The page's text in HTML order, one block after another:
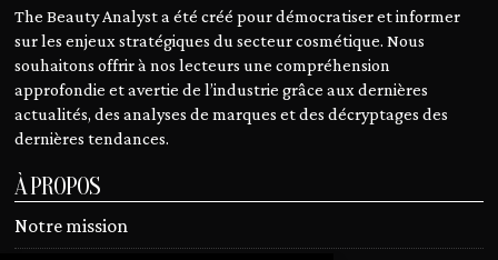
The Beauty Analyst a été créé pour démocratiser et informer
sur les enjeux stratégiques du secteur cosmétique. Nous
souhaitons offrir à nos lecteurs une compréhension
approfondie et avertie de l’industrie grâce aux dernières
actualités, des analyses de marques et des décryptages des
dernières tendances.
À PROPOS
Notre mission